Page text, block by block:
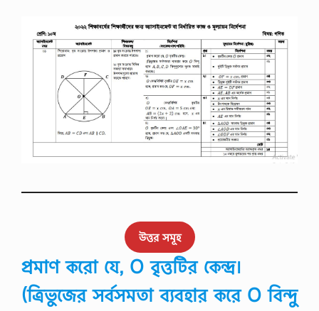
উত্তর সমূহ
প্রমাণ করো যে, O বৃত্তটির কেন্দ্র।
(ত্রিভুজের সর্বসমতা ব্যবহার করে O বিন্দু